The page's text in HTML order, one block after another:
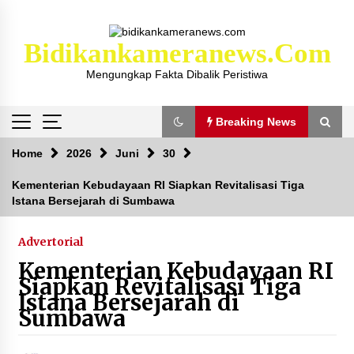
Bidikankameranews.com
Mengungkap Fakta Dibalik Peristiwa
Breaking News
Breaking News
Kejaksaan KSB Mulai Lidik Mafia Tanah Desa
Sekongkang Bawah
2 tahun ago
Laporan Dugaan Pencabulan di Desa Sepayung
Kec. Plampang, Polres Sumbawa Pastikan
Proses Penyelidikan Berjalan Maksimal
4 minggu ago
Home 2026 Juni 30
Kementerian Kebudayaan RI Siapkan Revitalisasi Tiga
Istana Bersejarah di Sumbawa
Advertorial
Kementerian Kebudayaan RI
Siapkan Revitalisasi Tiga
Istana Bersejarah di
Sumbawa